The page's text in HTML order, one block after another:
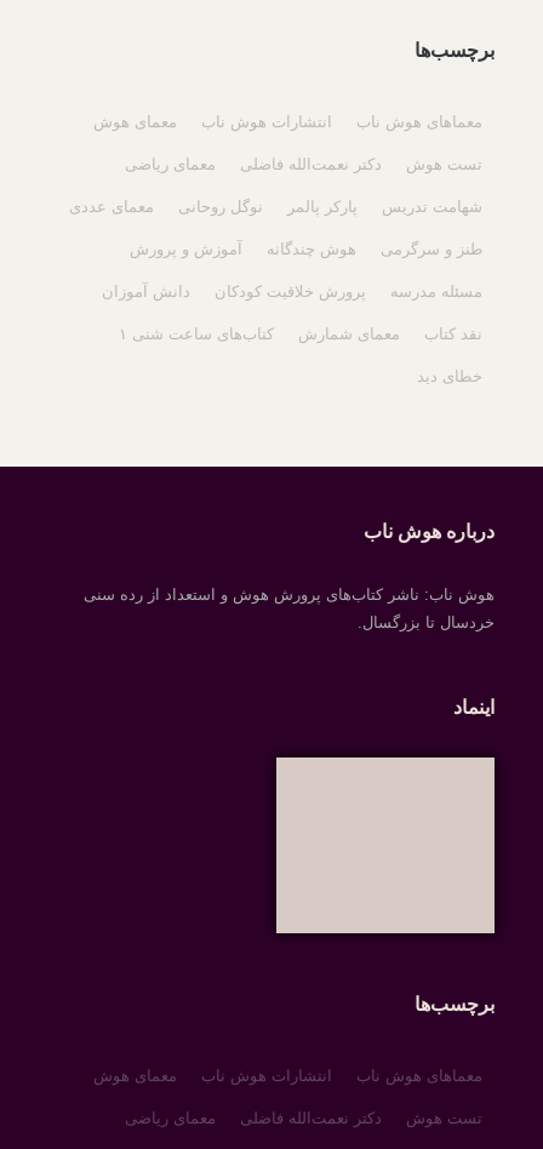
برچسب‌ها
معماهای هوش ناب انتشارات هوش ناب معمای هوش
تست هوش دکتر نعمت‌الله فاضلی معمای ریاضی
شهامت تدریس پارکر پالمر نوگل روحانی معمای عددی
طنز و سرگرمی هوش چندگانه آموزش و پرورش
مسئله مدرسه پرورش خلاقیت کودکان دانش آموزان
نقد کتاب معمای شمارش کتاب‌های ساعت شنی ۱
خطای دید
درباره هوش ناب
هوش ناب: ناشر کتاب‌های پرورش هوش و استعداد از رده سنی
خردسال تا بزرگسال.
اینماد
برچسب‌ها
معماهای هوش ناب انتشارات هوش ناب معمای هوش
تست هوش دکتر نعمت‌الله فاضلی معمای ریاضی